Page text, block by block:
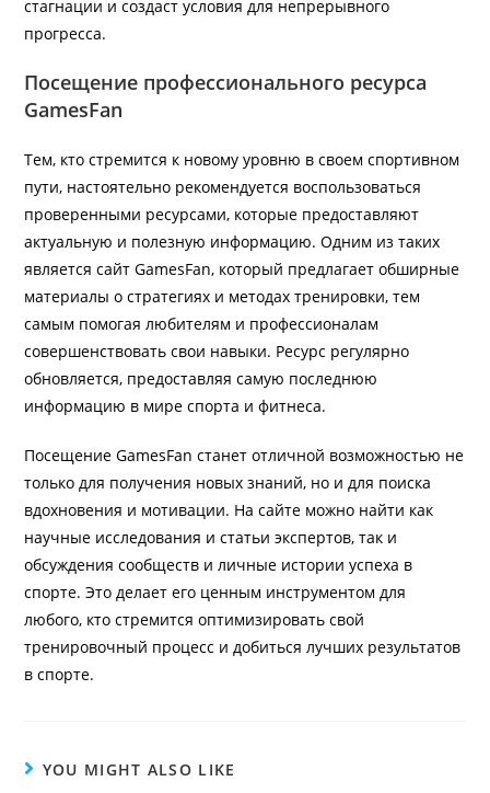
стагнации и создаст условия для непрерывного
прогресса.
Посещение профессионального ресурса
GamesFan
Тем, кто стремится к новому уровню в своем спортивном
пути, настоятельно рекомендуется воспользоваться
проверенными ресурсами, которые предоставляют
актуальную и полезную информацию. Одним из таких
является сайт GamesFan, который предлагает обширные
материалы о стратегиях и методах тренировки, тем
самым помогая любителям и профессионалам
совершенствовать свои навыки. Ресурс регулярно
обновляется, предоставляя самую последнюю
информацию в мире спорта и фитнеса.
Посещение GamesFan станет отличной возможностью не
только для получения новых знаний, но и для поиска
вдохновения и мотивации. На сайте можно найти как
научные исследования и статьи экспертов, так и
обсуждения сообществ и личные истории успеха в
спорте. Это делает его ценным инструментом для
любого, кто стремится оптимизировать свой
тренировочный процесс и добиться лучших результатов
в спорте.
YOU MIGHT ALSO LIKE